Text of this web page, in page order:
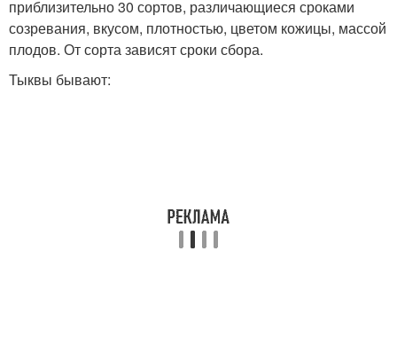
приблизительно 30 сортов, различающиеся сроками
созревания, вкусом, плотностью, цветом кожицы, массой
плодов. От сорта зависят сроки сбора.
Тыквы бывают: